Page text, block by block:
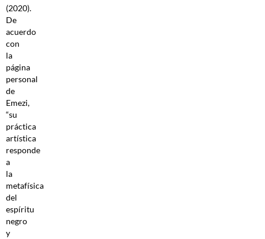
(2020).
De
acuerdo
con
la
página
personal
de
Emezi,
“su
práctica
artística
responde
a
la
metafísica
del
espíritu
negro
y